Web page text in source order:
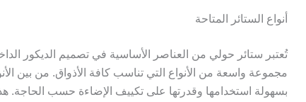
أنواع الستائر المتاحة
تُعتبر ستائر حولي من العناصر الأساسية في تصميم الديكور
مجموعة واسعة من الأنواع التي تناسب كافة الأذواق. من بين
بسهولة استخدامها وقدرتها على تكييف الإضاءة حسب الحاجة.